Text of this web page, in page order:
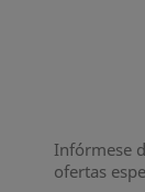
Infórmese
ofertas